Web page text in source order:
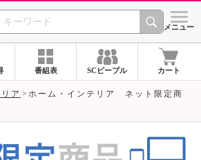
CHANNEL ショッ
メニュー
番組表 SCピープル カート
ア
ホーム・インテリア ネット限定商